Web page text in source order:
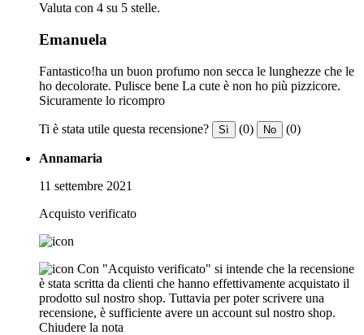
Valuta con 4 su 5 stelle.
Emanuela
Fantastico!ha un buon profumo non secca le lunghezze che le
ho decolorate. Pulisce bene La cute è non ho più pizzicore.
Sicuramente lo ricompro
Ti è stata utile questa recensione? Sì (0) No (0)
Annamaria
11 settembre 2021
Acquisto verificato
Con "Acquisto verificato" si intende che la recensione
è stata scritta da clienti che hanno effettivamente acquistato il
prodotto sul nostro shop. Tuttavia per poter scrivere una
recensione, è sufficiente avere un account sul nostro shop.
Chiudere la nota